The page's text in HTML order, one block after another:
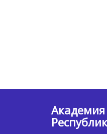
Академия